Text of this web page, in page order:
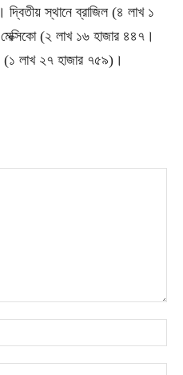
স্থানে ব্রাজিল (৪ লাখ ১
(২ লাখ ১৬ হাজার ৪৪৭।
(১ লাখ ২৭ হাজার ৭৫৯)।